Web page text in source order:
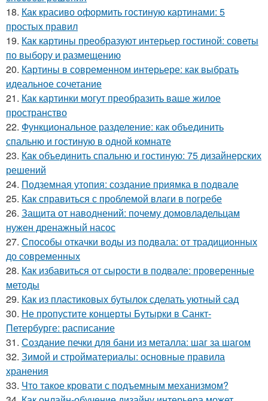
18. Как красиво оформить гостиную картинами: 5
простых правил
19. Как картины преобразуют интерьер гостиной: советы
по выбору и размещению
20. Картины в современном интерьере: как выбрать
идеальное сочетание
21. Как картинки могут преобразить ваше жилое
пространство
22. Функциональное разделение: как объединить
спальню и гостиную в одной комнате
23. Как объединить спальню и гостиную: 75 дизайнерских
решений
24. Подземная утопия: создание приямка в подвале
25. Как справиться с проблемой влаги в погребе
26. Защита от наводнений: почему домовладельцам
нужен дренажный насос
27. Способы откачки воды из подвала: от традиционных
до современных
28. Как избавиться от сырости в подвале: проверенные
методы
29. Как из пластиковых бутылок сделать уютный сад
30. Не пропустите концерты Бутырки в Санкт-
Петербурге: расписание
31. Создание печки для бани из металла: шаг за шагом
32. Зимой и стройматериалы: основные правила
хранения
33. Что такое кровати с подъемным механизмом?